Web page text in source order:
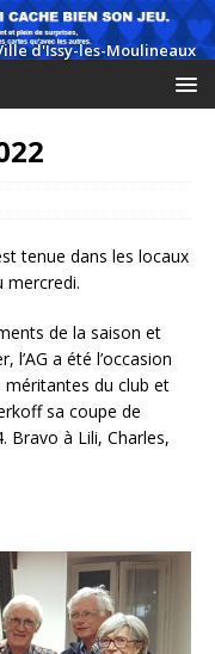
tenue dans les locaux
mercredi.
de la saison et
l’AG a été l’occasion
méritantes du club et
sa coupe de
Bravo à Lili, Charles,